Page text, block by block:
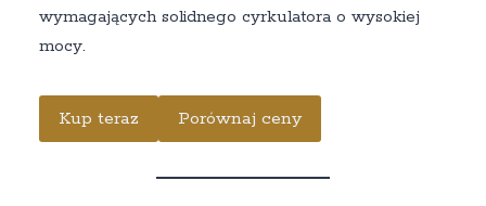
wymagających solidnego cyrkulatora o wysokiej
mocy.
Kup teraz Porównaj ceny